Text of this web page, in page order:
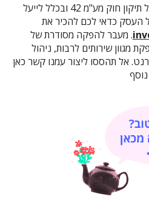
על מנת לממש את היתרונות של תיקון חוק מע"מ 42 ובכלל לייעל
העסק כדאי לכם להכיר את
. מעבר להפקה מסודרת של
מגוון שירותים לרבות, ניהול
אל תהססו ליצור עמנו קשר כאן